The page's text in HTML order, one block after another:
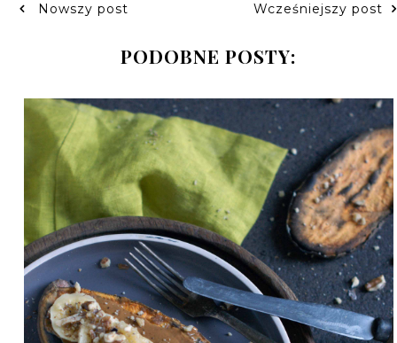
Nowszy post Wcześniejszy post
PODOBNE POSTY: